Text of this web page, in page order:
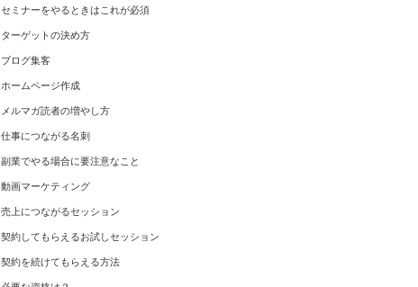
セミナーをやるときはこれが必須
ターゲットの決め方
ブログ集客
ホームページ作成
メルマガ読者の増やし方
仕事につながる名刺
副業でやる場合に要注意なこと
動画マーケティング
売上につながるセッション
契約してもらえるお試しセッション
契約を続けてもらえる方法